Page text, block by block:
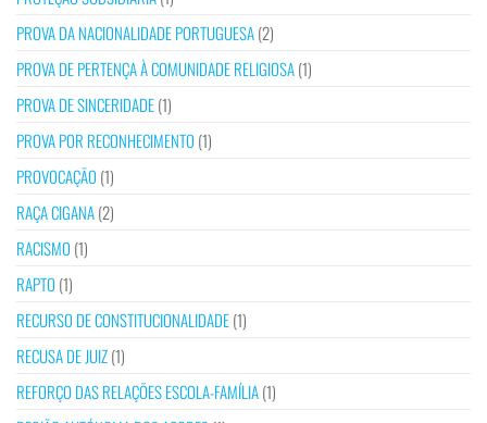
PROVA DA NACIONALIDADE PORTUGUESA(2)
PROVA DE PERTENÇA À COMUNIDADE RELIGIOSA(1)
PROVA DE SINCERIDADE(1)
PROVA POR RECONHECIMENTO (1)
PROVOCAÇÃO (1)
RAÇA CIGANA(2)
RACISMO (1)
RAPTO (1)
RECURSO DE CONSTITUCIONALIDADE(1)
RECUSA DE JUIZ(1)
REFORÇO DAS RELAÇÕES ESCOLA-FAMÍLIA(1)